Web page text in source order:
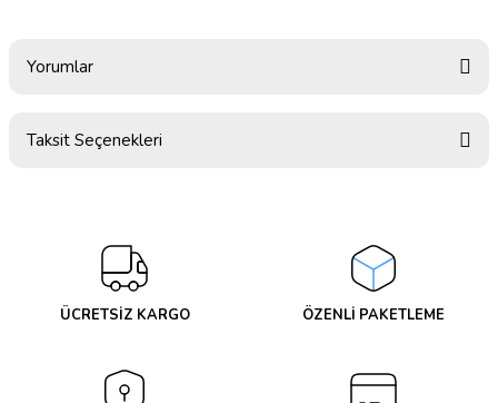
Yorumlar
Taksit Seçenekleri
ÜCRETSİZ KARGO ÖZENLİ PAKETLEME